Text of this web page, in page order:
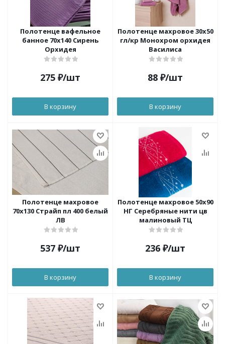
Полотенце вафельное
банное 70х140 Сирень
Орхидея
275 ₽/шт
В корзину
Полотенце махровое 30х50
гл/кр Монохром орхидея
Василиса
88 ₽/шт
В корзину
Полотенце махровое
70х130 Страйп пл 400 белый
ЛВ
537 ₽/шт
В корзину
Полотенце махровое 50х90
НГ Серебряные нити цв
малиновый ТЦ
236 ₽/шт
В корзину